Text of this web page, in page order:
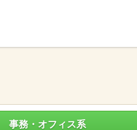
事務・オフィス系